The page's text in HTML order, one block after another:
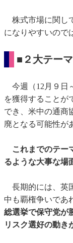
株式市場に関し
になりやすいので
■２大テー
今週（12月９日
を獲得することが
でき、米中の通商
廃となる可能性が
これまでのテー
るような大事な場
長期的には、英
中も覇権争いであ
総選挙で保守党が
リスク選好の動き